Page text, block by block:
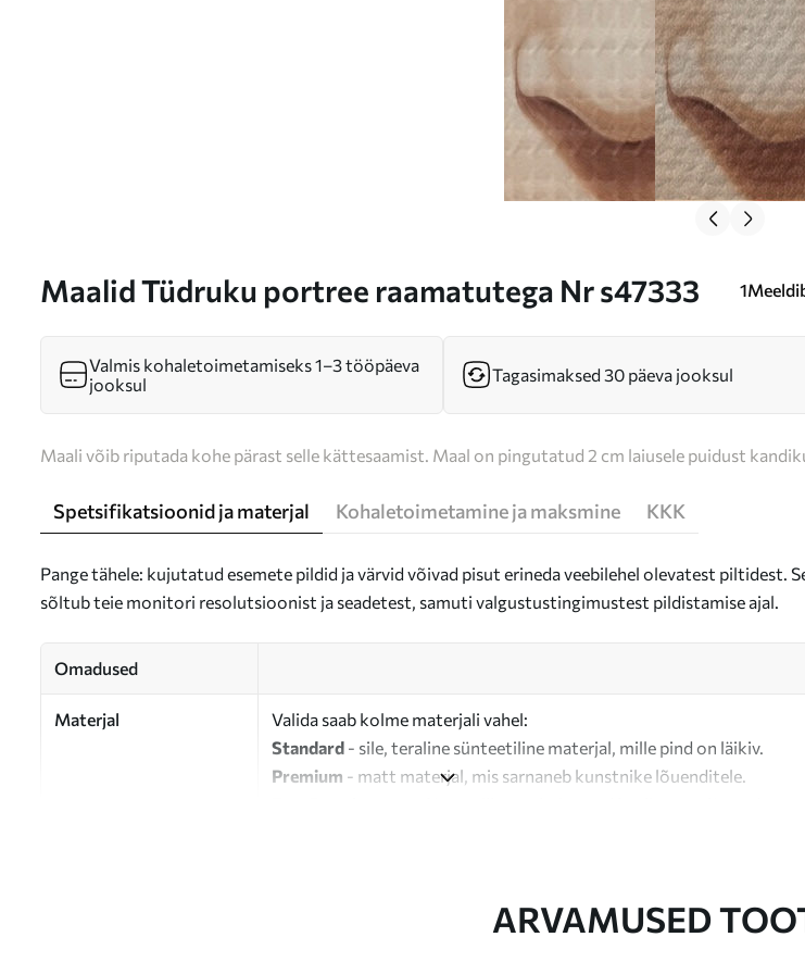
Maalid Tüdruku portree raamatutega Nr s47333 1
Valmis kohaletoimetamiseks 1–3 tööpäeva
jooksul
Tagasimaksed 30 päeva jooksul
Maali võib riputada kohe pärast selle kättesaamist. Maal on pingutatud 2 cm laiusele puidust
Spetsifikatsioonid ja materjal Kohaletoimetamine ja maksmine KKK
Pange tähele: kujutatud esemete pildid ja värvid võivad pisut erineda veebilehel olevatest piltidest.
sõltub teie monitori resolutsioonist ja seadetest, samuti valgustustingimustest pildistamise ajal.
Omadused
Materjal
Valida saab kolme materjali vahel:
Standard - sile, teraline sünteetiline materjal, mille pind on läikiv.
Premium - matt materjal, mis sarnaneb kunstnike lõuenditele.
ARVAMUSED